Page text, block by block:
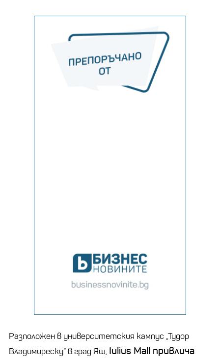
Разположен в университетския кампус „Тудор
Владимиреску“ в град Яш, Iulius Mall привлича